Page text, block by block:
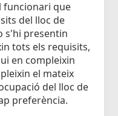
funcionari que
del lloc de
s'hi presentin
tots els requisits,
en compleixin
el mateix
del lloc de
preferència.